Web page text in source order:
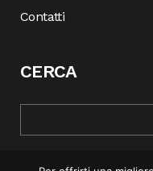
Contatti
CERCA